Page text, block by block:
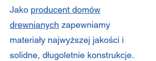
Jako producent domów
drewnianych zapewniamy
materiały najwyższej jakości i
solidne, długoletnie konstrukcje.